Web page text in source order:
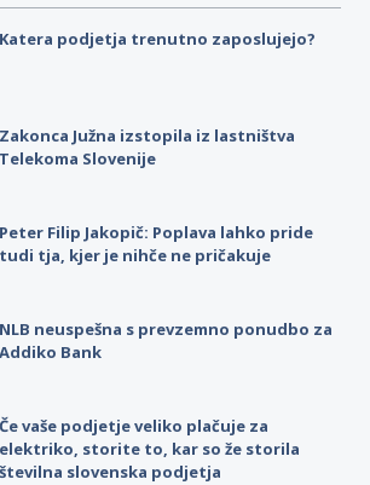
Katera podjetja trenutno zaposlujejo?
Zakonca Južna izstopila iz lastništva
Telekoma Slovenije
Peter Filip Jakopič: Poplava lahko pride
tudi tja, kjer je nihče ne pričakuje
NLB neuspešna s prevzemno ponudbo za
Addiko Bank
Če vaše podjetje veliko plačuje za
elektriko, storite to, kar so že storila
številna slovenska podjetja